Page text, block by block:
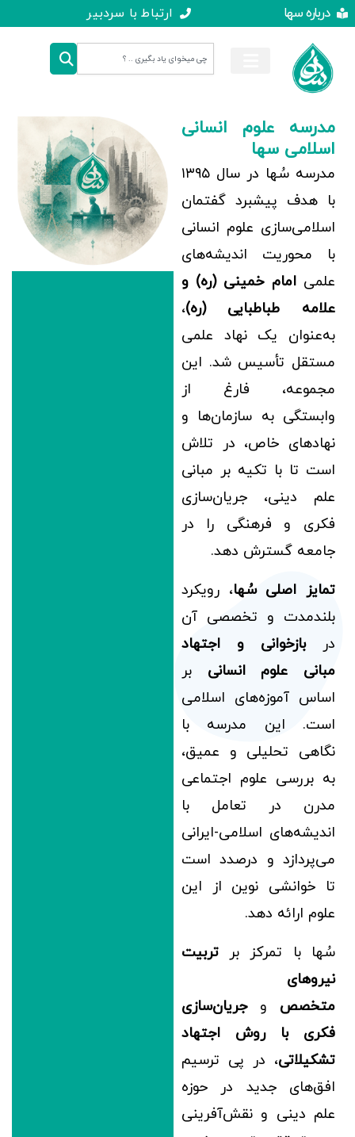
درباره سها ارتباط با سردبیر
مدرسه علوم انسانی
اسلامی سها
مدرسه سُها در سال ۱۳۹۵
با هدف پیشبرد گفتمان
اسلامی‌سازی علوم انسانی
با محوریت اندیشه‌های
علمیامام خمینی (ره) و
علامه طباطبایی (ره)،
به‌عنوان یک نهاد علمی
مستقل تأسیس شد. این
مجموعه، فارغ از
وابستگی به سازمان‌ها و
نهادهای خاص، در تلاش
است تا با تکیه بر مبانی
علم دینی، جریان‌سازی
فکری و فرهنگی را در
جامعه گسترش دهد.
تمایز اصلی سُها، رویکرد
بلندمدت و تخصصی آن
دربازخوانی و اجتهاد
مبانی علوم انسانی بر
اساس آموزه‌های اسلامی
است. این مدرسه با
نگاهی تحلیلی و عمیق،
به بررسی علوم اجتماعی
مدرن در تعامل با
اندیشه‌های اسلامی-ایرانی
می‌پردازد و درصدد است
تا خوانشی نوین از این
علوم ارائه دهد.
سُها با تمرکز برتربیت
نیروهای
متخصص وجریان‌سازی
فکری با روش اجتهاد
تشکیلاتی، در پی ترسیم
افق‌های جدید در حوزه
علم دینی و نقش‌آفرینی